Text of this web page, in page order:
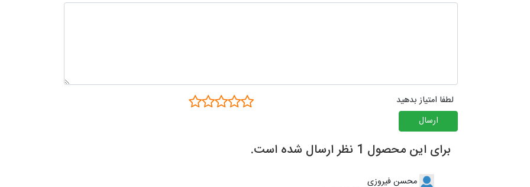
لطفا امتیاز بدهید
ارسال
برای این محصول 1 نظر ارسال شده است.
محسن فیروزی